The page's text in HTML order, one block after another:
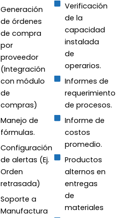
Generación
de órdenes
de compra
por
proveedor
(Integración
con módulo
de
compras)
Manejo de
fórmulas.
Configuración
de alertas (Ej.
Orden
retrasada)
Soporte a
Manufactura
Verificación
de la
capacidad
instalada
de
operarios.
Informes de
requerimiento
de procesos.
Informe de
costos
promedio.
Productos
alternos en
entregas
de
materiales